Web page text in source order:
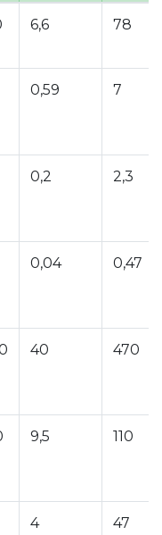
6,6 78
0,59 7
0,2 2,3
0,04 0,47
40 470
9,5 110
4 47